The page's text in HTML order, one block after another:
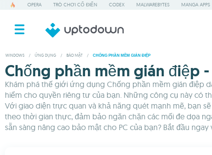
OPERA TRÒ CHƠI CỔ ĐIỂN CODEX MALWAREBYTES MANGA APPS
WINDOWS / ỨNG DỤNG / BẢO MẬT / CHỐNG PHẦN MỀM GIÁN ĐIỆP
Chống phần mềm gián điệp
Khám phá thế giới ứng dụng Chống phần mềm gián điệp
hiểm cho quyền riêng tư của bạn. Những công cụ này có
Với giao diện trực quan và khả năng quét mạnh mẽ, bạn
theo thời gian thực, đảm bảo ngăn chặn các mối đe dọa
sẵn sàng nâng cao bảo mật cho PC của bạn? Bắt đầu